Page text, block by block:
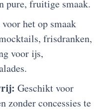
pure, fruitige smaak.
het op smaak
frisdranken,
voor ijs,
Geschikt voor
zonder concessies te